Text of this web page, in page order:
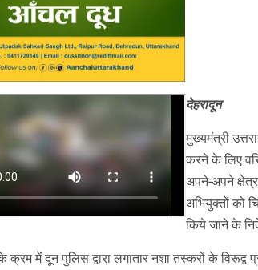
देहरादून
मुख्यमंत्री
करने के लिए
अपने-अपने क्षेत्र
अभियुक्तों को
किये जाने के
क्रम में दून पुलिस द्वारा लगातार नशा तस्करों के विरूद्व